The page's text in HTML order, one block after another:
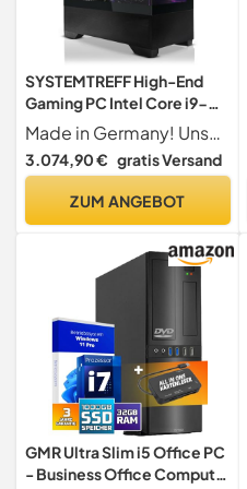
SYSTEMTREFF High-End
Gaming PC Intel Core i9-
14900K 24x6GHz | Nvidia
RTX 5080 16GB DX12 | 2TB
M.2 NVMe | 32GB DDR5
Desktop Computer
Made in Germany! Unser High-End Gaming-PC ist die Spitzenauswahl für Profis. Konzipiert von Experten, dominiert er die anspruchsvollsten Titel mit Spitzenleistung. Windows 11 Pro ist schon installiert, damit Sie ohne Verzögerung in die Elite der Gaming-Welt eintauchen können. Für die Meister des Spiels, die keine Kompromisse kennen.
3.074,90 € gratis Versand
ZUM ANGEBOT
GMR Ultra Slim i5 Office PC
- Business Office Computer